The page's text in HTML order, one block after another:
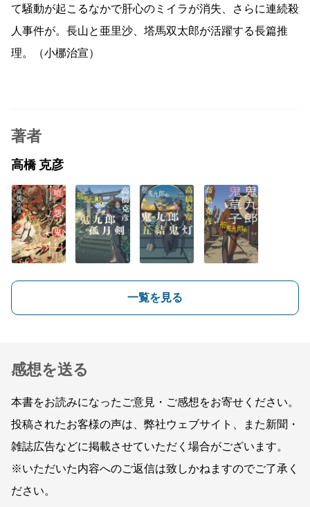
て騒動が起こるなかで肝心のミイラが消失、さらに連続殺
人事件が。長山と亜里沙、塔馬双太郎が活躍する長篇推
理。（小梛治宣）
著者
高橋 克彦
一覧を見る
感想を送る
本書をお読みになったご意見・ご感想をお寄せください。
投稿されたお客様の声は、弊社ウェブサイト、また新聞・
雑誌広告などに掲載させていただく場合がございます。
※いただいた内容へのご返信は致しかねますのでご了承く
ださい。